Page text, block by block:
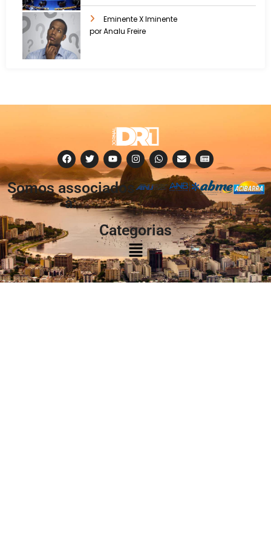
Eminente X Iminente
por Analu Freire
Somos associados
à:
Categorias